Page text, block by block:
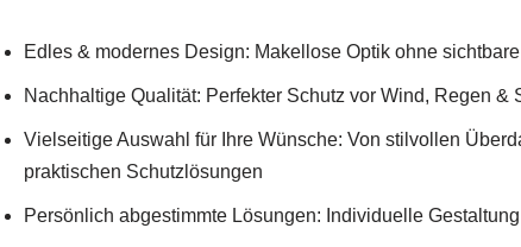
Edles & modernes Design: Makellose Optik ohne
Nachhaltige Qualität: Perfekter Schutz vor Wind, Regen &
Vielseitige Auswahl für Ihre Wünsche: Von stilvollen
praktischen Schutzlösungen
Persönlich abgestimmte Lösungen: Individuelle